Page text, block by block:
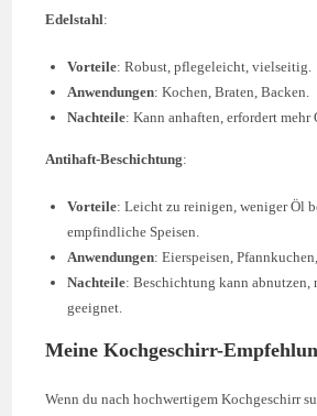
Edelstahl:
Vorteile: Robust, pflegeleicht, vielseitig.
Anwendungen: Kochen, Braten, Backen.
Nachteile: Kann anhaften, erfordert mehr
Antihaft-Beschichtung:
Vorteile: Leicht zu reinigen, weniger Öl
empfindliche Speisen.
Anwendungen: Eierspeisen,
Nachteile: Beschichtung kann
geeignet.
Meine Kochgeschirr-
Wenn du nach hochwertigem Kochgeschirr